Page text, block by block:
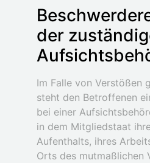
der
Im Falle von Verstößen
steht den Betroffenen
bei einer
in dem Mitgliedstaat
Aufenthalts, ihres
Orts des mutmaßlichen